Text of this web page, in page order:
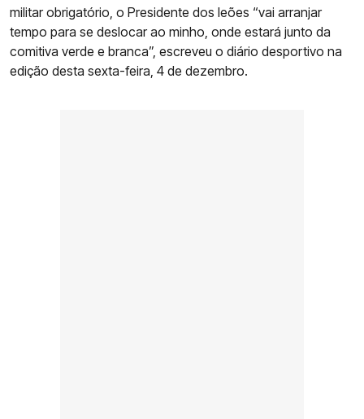
militar obrigatório, o Presidente dos leões “vai arranjar
tempo para se deslocar ao minho, onde estará junto da
comitiva verde e branca”, escreveu o diário desportivo na
edição desta sexta-feira, 4 de dezembro.